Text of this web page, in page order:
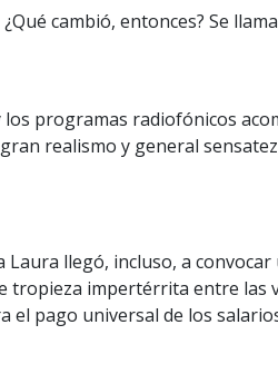
cambió, entonces? Se
los programas radiofónicos
realismo y general
Laura llegó, incluso, a
tropieza impertérrita entre
el pago universal de los